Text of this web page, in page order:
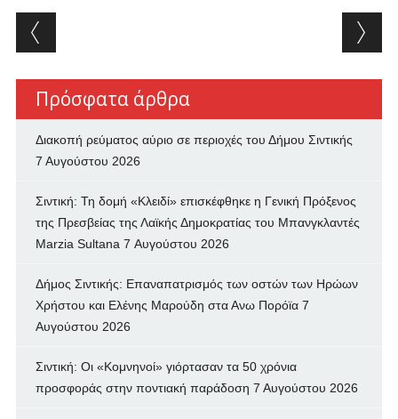
Post navigation
Πρόσφατα άρθρα
Διακοπή ρεύματος αύριο σε περιοχές του Δήμου Σιντικής
7 Αυγούστου 2026
Σιντική: Τη δομή «Κλειδί» επισκέφθηκε η Γενική Πρόξενος
της Πρεσβείας της Λαϊκής Δημοκρατίας του Μπανγκλαντές
Marzia Sultana 7 Αυγούστου 2026
Δήμος Σιντικής: Επαναπατρισμός των oστών των Ηρώων
Χρήστου και Ελένης Μαρούδη στα Ανω Πορόϊα 7
Αυγούστου 2026
Σιντική: Οι «Κομνηνοί» γιόρτασαν τα 50 χρόνια
προσφοράς στην ποντιακή παράδοση 7 Αυγούστου 2026